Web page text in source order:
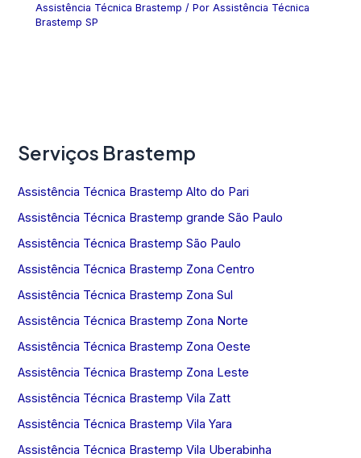
Assistência Técnica Brastemp / PorAssistência Técnica
Brastemp SP
Serviços Brastemp
Assistência Técnica Brastemp Alto do Pari
Assistência Técnica Brastemp grande São Paulo
Assistência Técnica Brastemp São Paulo
Assistência Técnica Brastemp Zona Centro
Assistência Técnica Brastemp Zona Sul
Assistência Técnica Brastemp Zona Norte
Assistência Técnica Brastemp Zona Oeste
Assistência Técnica Brastemp Zona Leste
Assistência Técnica Brastemp Vila Zatt
Assistência Técnica Brastemp Vila Yara
Assistência Técnica Brastemp Vila Uberabinha